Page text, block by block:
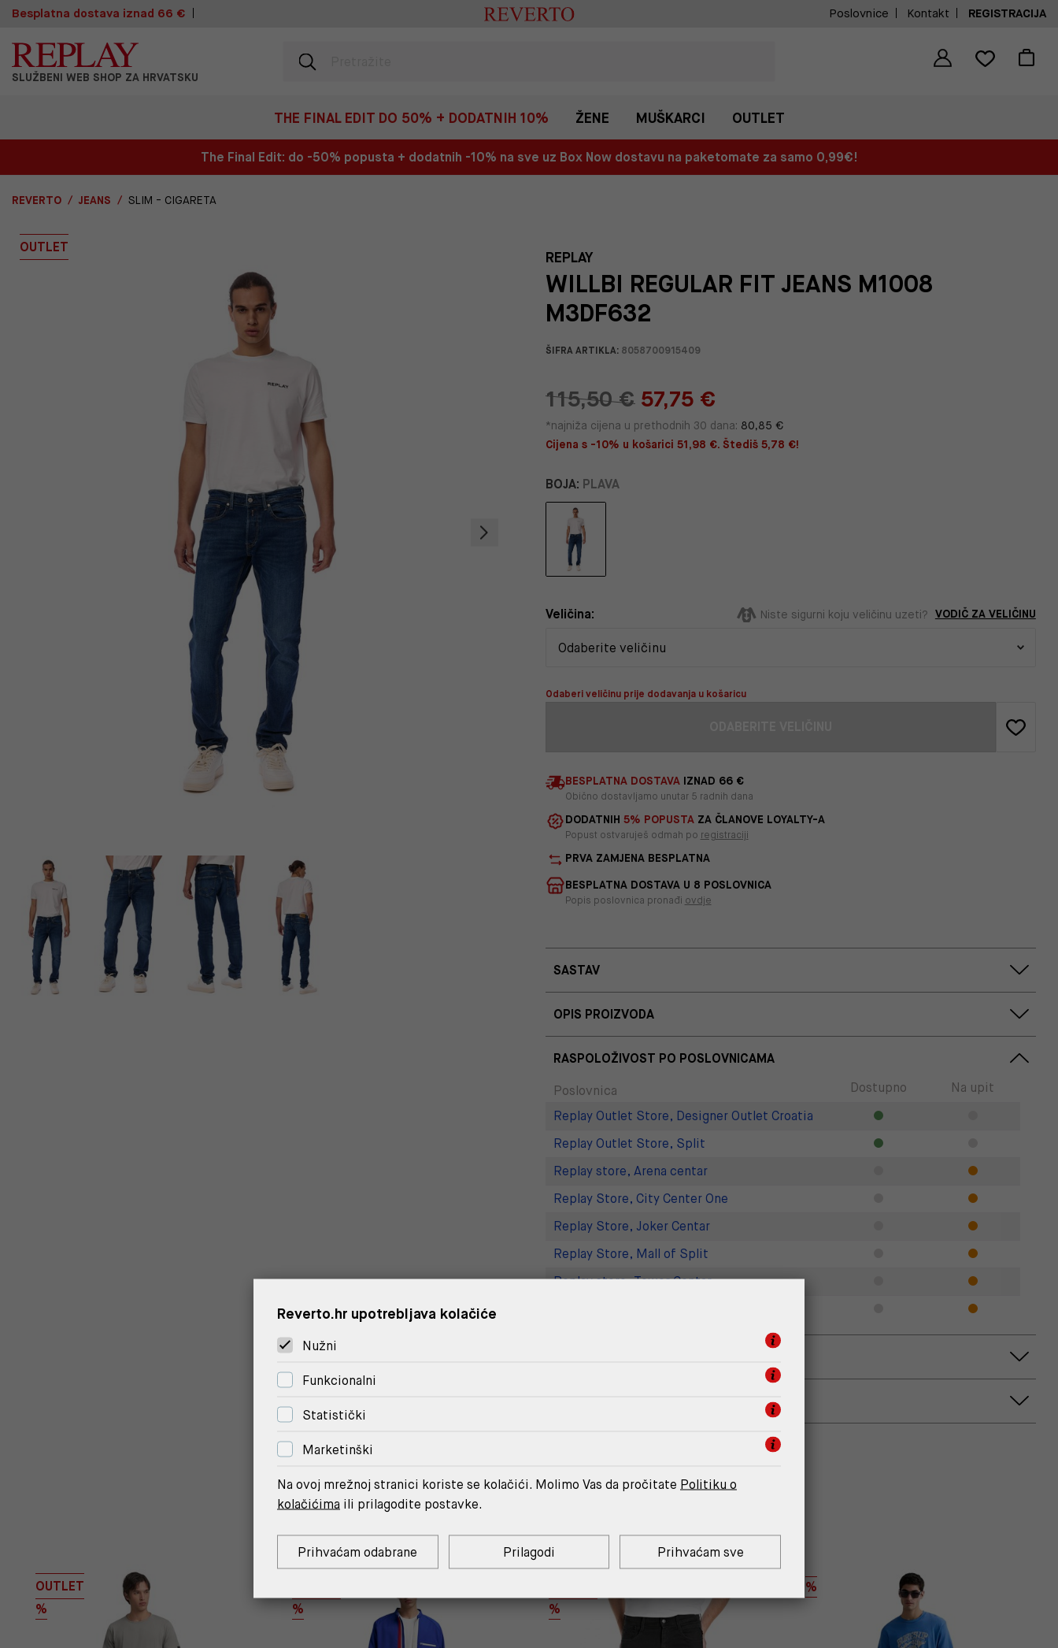
Besplatna dostava iznad 66 € Poslovnice Kontakt REGISTRACIJA
SLUŽBENI WEB SHOP ZA HRVATSKU
THE FINAL EDIT DO 50% + DODATNIH 10% ŽENE MUŠKARCI OUTLET
The Final Edit: do -50% popusta + dodatnih -10% na sve uz Box Now dostavu na paketomate za samo 0,99€!
REVERTO JEANS SLIM - CIGARETA
OUTLET
REPLAY
WILLBI REGULAR FIT JEANS M1008
M3DF632
ŠIFRA ARTIKLA:8058700915409
115,50 € 57,75 €
*najniža cijena u prethodnih 30 dana: 80,85 €
Cijena s -10% u košarici 51,98 €. Štediš 5,78 €!
BOJA: PLAVA
Veličina: Niste sigurni koju veličinu uzeti? VODIČ ZA VELIČINU
Odaberi veličinu prije dodavanja u košaricu
BESPLATNA DOSTAVAIZNAD 66 €
Obično dostavljamo unutar 5 radnih dana
DODATNIH 5% POPUSTAZA ČLANOVE LOYALTY-A
Popust ostvaruješ odmah po registraciji
PRVA ZAMJENA BESPLATNA
BESPLATNA DOSTAVA U 8 POSLOVNICA
Popis poslovnica pronađi ovdje
SASTAV
OPIS PROIZVODA
RASPOLOŽIVOST PO POSLOVNICAMA
Poslovnica
Dostupno
Na upit
Replay Outlet Store, Designer Outlet Croatia
Replay Outlet Store, Split
Replay store, Arena centar
Replay Store, City Center One
Replay Store, Joker Centar
Replay Store, Mall of Split
Replay store, Tower Centar
MOŽDA ĆE TI SE SVIDJETI
OUTLET
%
%
%
%
Reverto.hr upotrebljava kolačiće
Nužni
Funkcionalni
Statistički
Marketinški
Na ovoj mrežnoj stranici koriste se kolačići. Molimo Vas da pročitate Politiku o
kolačićima ili prilagodite postavke.
Prihvaćam odabrane Prilagodi Prihvaćam sve